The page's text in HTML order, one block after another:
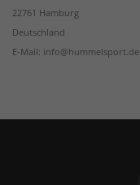
22761 Hamburg
Deutschland
E-Mail: info@hummelsport.de